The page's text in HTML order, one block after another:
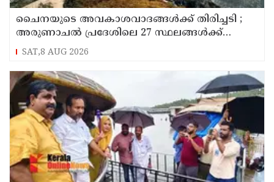
ചൈനയുടെ അവകാശവാദങ്ങൾക്ക് തിരിച്ചടി ;
അരുണാചൽ പ്രദേശിലെ 27 സ്ഥലങ്ങൾക്ക്
ഔദ്യോഗിക പേരുകൾ നൽകി ഇന്ത്യ
SAT,8 AUG 2026